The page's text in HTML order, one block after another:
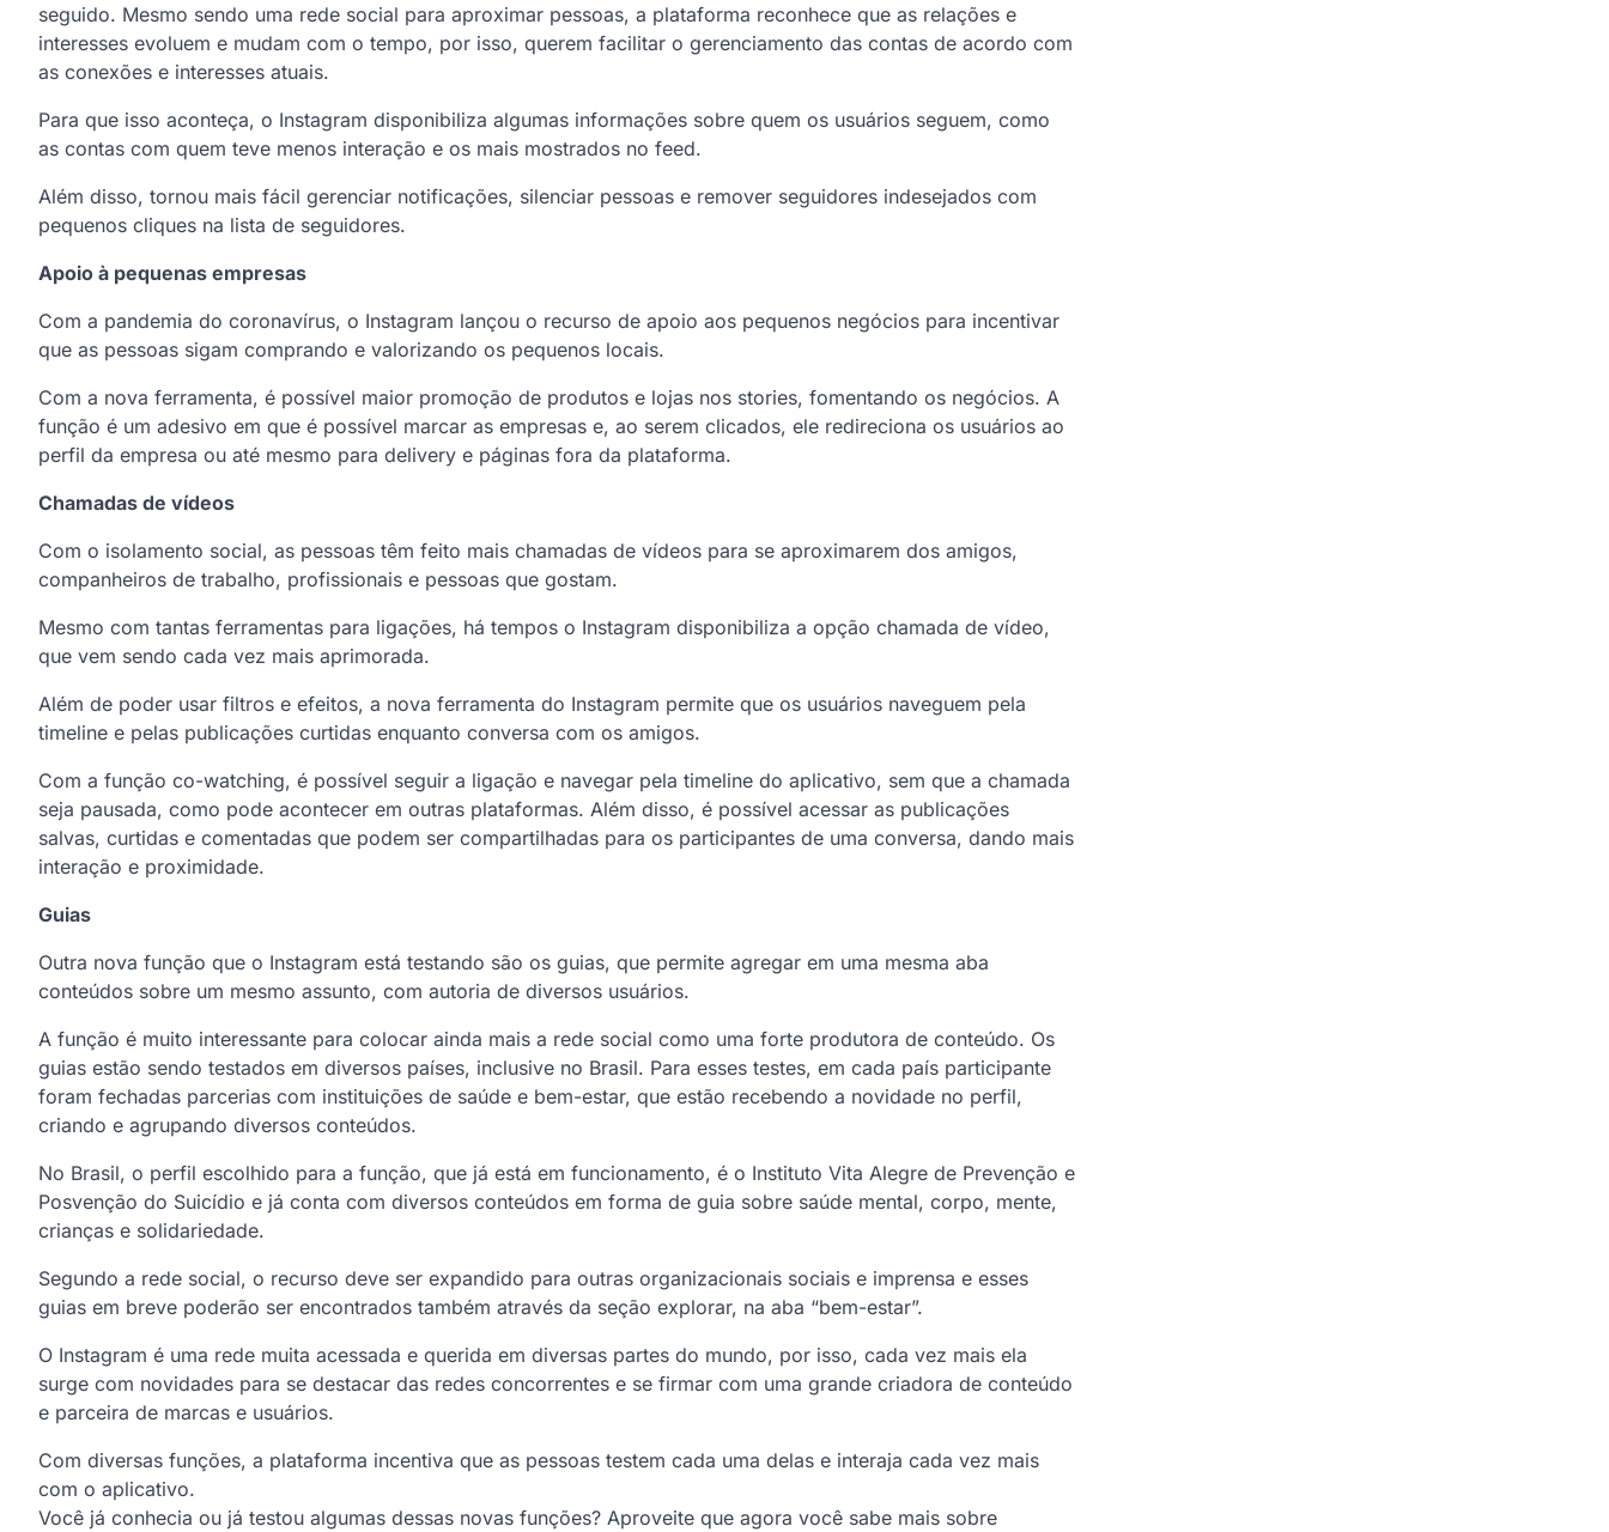
seguido. Mesmo sendo uma rede social para aproximar pessoas, a plataforma reconhece que as relações e
interesses evoluem e mudam com o tempo, por isso, querem facilitar o gerenciamento das contas de acordo com
as conexões e interesses atuais.
Para que isso aconteça, o Instagram disponibiliza algumas informações sobre quem os usuários seguem, como
as contas com quem teve menos interação e os mais mostrados no feed.
Além disso, tornou mais fácil gerenciar notificações, silenciar pessoas e remover seguidores indesejados com
pequenos cliques na lista de seguidores.
Apoio à pequenas empresas
Com a pandemia do coronavírus, o Instagram lançou o recurso de apoio aos pequenos negócios para incentivar
que as pessoas sigam comprando e valorizando os pequenos locais.
Com a nova ferramenta, é possível maior promoção de produtos e lojas nos stories, fomentando os negócios. A
função é um adesivo em que é possível marcar as empresas e, ao serem clicados, ele redireciona os usuários ao
perfil da empresa ou até mesmo para delivery e páginas fora da plataforma.
Chamadas de vídeos
Com o isolamento social, as pessoas têm feito mais chamadas de vídeos para se aproximarem dos amigos,
companheiros de trabalho, profissionais e pessoas que gostam.
Mesmo com tantas ferramentas para ligações, há tempos o Instagram disponibiliza a opção chamada de vídeo,
que vem sendo cada vez mais aprimorada.
Além de poder usar filtros e efeitos, a nova ferramenta do Instagram permite que os usuários naveguem pela
timeline e pelas publicações curtidas enquanto conversa com os amigos.
Com a função co-watching, é possível seguir a ligação e navegar pela timeline do aplicativo, sem que a chamada
seja pausada, como pode acontecer em outras plataformas. Além disso, é possível acessar as publicações
salvas, curtidas e comentadas que podem ser compartilhadas para os participantes de uma conversa, dando mais
interação e proximidade.
Guias
Outra nova função que o Instagram está testando são os guias, que permite agregar em uma mesma aba
conteúdos sobre um mesmo assunto, com autoria de diversos usuários.
A função é muito interessante para colocar ainda mais a rede social como uma forte produtora de conteúdo. Os
guias estão sendo testados em diversos países, inclusive no Brasil. Para esses testes, em cada país participante
foram fechadas parcerias com instituições de saúde e bem-estar, que estão recebendo a novidade no perfil,
criando e agrupando diversos conteúdos.
No Brasil, o perfil escolhido para a função, que já está em funcionamento, é o Instituto Vita Alegre de Prevenção e
Posvenção do Suicídio e já conta com diversos conteúdos em forma de guia sobre saúde mental, corpo, mente,
crianças e solidariedade.
Segundo a rede social, o recurso deve ser expandido para outras organizacionais sociais e imprensa e esses
guias em breve poderão ser encontrados também através da seção explorar, na aba “bem-estar”.
O Instagram é uma rede muita acessada e querida em diversas partes do mundo, por isso, cada vez mais ela
surge com novidades para se destacar das redes concorrentes e se firmar com uma grande criadora de conteúdo
e parceira de marcas e usuários.
Com diversas funções, a plataforma incentiva que as pessoas testem cada uma delas e interaja cada vez mais
com o aplicativo.
Você já conhecia ou já testou algumas dessas novas funções? Aproveite que agora você sabe mais sobre